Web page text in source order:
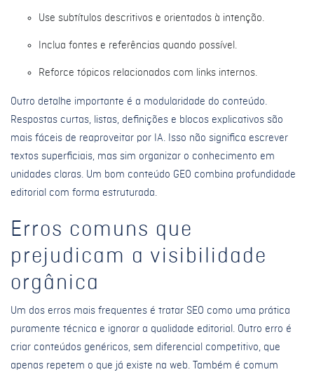
Use subtítulos descritivos e orientados à intenção.
Inclua fontes e referências quando possível.
Reforce tópicos relacionados com links internos.
Outro detalhe importante é a modularidade do conteúdo.
Respostas curtas, listas, definições e blocos explicativos são
mais fáceis de reaproveitar por IA. Isso não significa escrever
textos superficiais, mas sim organizar o conhecimento em
unidades claras. Um bom conteúdo GEO combina profundidade
editorial com forma estruturada.
Erros comuns que
prejudicam a visibilidade
orgânica
Um dos erros mais frequentes é tratar SEO como uma prática
puramente técnica e ignorar a qualidade editorial. Outro erro é
criar conteúdos genéricos, sem diferencial competitivo, que
apenas repetem o que já existe na web. Também é comum